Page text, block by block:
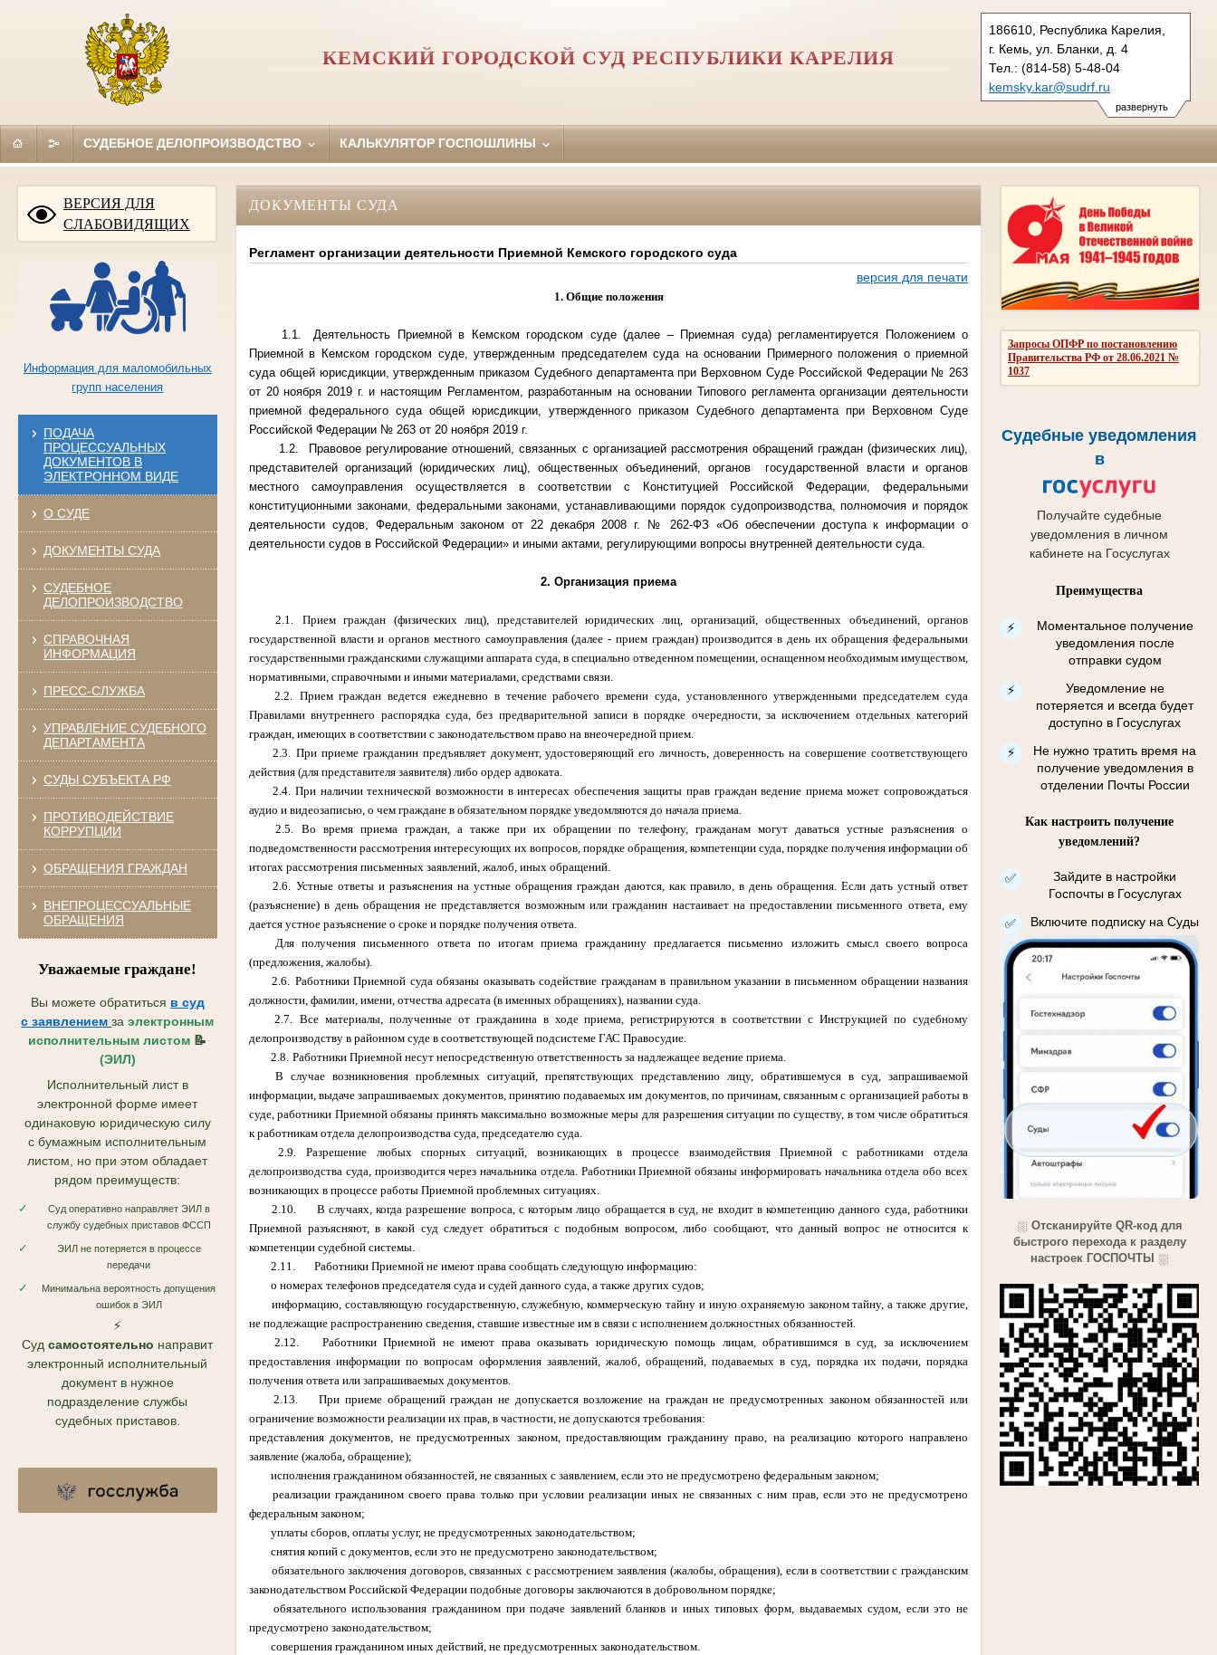
развернуть
186610, Республика Карелия,
г. Кемь, ул. Бланки, д. 4
Тел.: (814-58) 5-48-04
kemsky.kar@sudrf.ru
КЕМСКИЙ ГОРОДСКОЙ СУД РЕСПУБЛИКИ КАРЕЛИЯ
СУДЕБНОЕ ДЕЛОПРОИЗВОДСТВО КАЛЬКУЛЯТОР ГОСПОШЛИНЫ
ВЕРСИЯ ДЛЯ
СЛАБОВИДЯЩИХ
Информация для маломобильных
групп населения
ПОДАЧА
ПРОЦЕССУАЛЬНЫХ
ДОКУМЕНТОВ В
ЭЛЕКТРОННОМ ВИДЕ
О СУДЕ
ДОКУМЕНТЫ СУДА
СУДЕБНОЕ
ДЕЛОПРОИЗВОДСТВО
СПРАВОЧНАЯ
ИНФОРМАЦИЯ
ПРЕСС-СЛУЖБА
УПРАВЛЕНИЕ СУДЕБНОГО
ДЕПАРТАМЕНТА
СУДЫ СУБЪЕКТА РФ
ПРОТИВОДЕЙСТВИЕ
КОРРУПЦИИ
ОБРАЩЕНИЯ ГРАЖДАН
ВНЕПРОЦЕССУАЛЬНЫЕ
ОБРАЩЕНИЯ
Уважаемые граждане!
Вы можете обратиться в суд
сзаявлением за электронным
исполнительным листом 📝
(ЭИЛ)
Исполнительный лист в
электронной форме имеет
одинаковую юридическую силу
с бумажным исполнительным
листом, но при этом обладает
рядом преимуществ:
✓
Суд оперативно направляет ЭИЛ в
службу судебных приставов ФССП
✓
ЭИЛ не потеряется в процессе
передачи
✓
Минимальна вероятность допущения
ошибок в ЭИЛ
⚡
Судсамостоятельно направит
электронный исполнительный
документ в нужное
подразделение службы
судебных приставов.
Запросы ОПФР по постановлению
Правительства РФ от 28.06.2021 №
1037
Судебные уведомления
в
Получайте судебные
уведомления в личном
кабинете на Госуслугах
Преимущества
⚡
Моментальное получение
уведомления после
отправки судом
⚡
Уведомление не
потеряется и всегда будет
доступно в Госуслугах
⚡
Не нужно тратить время на
получение уведомления в
отделении Почты России
Как настроить получение
уведомлений?
✅
Зайдите в настройки
Госпочты в Госуслугах
✅ Включите подписку на Суды
⛆ Отсканируйте QR-код для
быстрого перехода к разделу
настроек ГОСПОЧТЫ
⛆
ДОКУМЕНТЫ СУДА
Регламент организации деятельности Приемной Кемского городского суда
версия для печати
1. Общие положения
1.1.
Деятельность Приемной в Кемском городском суде (далее – Приемная суда) регламентируется Положением о
Приемной в Кемском городском суде, утвержденным председателем суда на основании Примерного положения о приемной
суда общей юрисдикции, утвержденным приказом Судебного департамента при Верховном Суде Российской Федерации № 263
от 20 ноября 2019 г. и настоящим Регламентом, разработанным на основании Типового регламента организации деятельности
приемной федерального суда общей юрисдикции, утвержденного приказом Судебного департамента при Верховном Суде
Российской Федерации № 263 от 20 ноября 2019 г.
1.2.
Правовое регулирование отношений, связанных с организацией рассмотрения обращений граждан (физических лиц),
представителей организаций (юридических лиц), общественных объединений, органов государственной власти и органов
местного самоуправления осуществляется в соответствии с Конституцией Российской Федерации, федеральными
конституционными законами, федеральными законами, устанавливающими порядок судопроизводства, полномочия и порядок
деятельности судов, Федеральным законом от 22 декабря 2008 г. № 262-ФЗ «Об обеспечении доступа к информации о
деятельности судов в Российской Федерации» и иными актами, регулирующими вопросы внутренней деятельности суда.
2. Организация приема
2.1.
Прием граждан (физических лиц), представителей юридических лиц, организаций, общественных объединений, органов
государственной власти и органов местного самоуправления (далее - прием граждан) производится в день их обращения федеральными
государственными гражданскими служащими аппарата суда, в специально отведенном помещении, оснащенном необходимым имуществом,
нормативными, справочными и иными материалами, средствами связи.
2.2. Прием граждан ведется ежедневно в течение рабочего времени суда, установленного утвержденными председателем суда
Правилами внутреннего распорядка суда, без предварительной записи в порядке очередности, за исключением отдельных категорий
граждан, имеющих в соответствии с законодательством право на внеочередной прием.
2.3. При приеме гражданин предъявляет документ, удостоверяющий его личность, доверенность на совершение соответствующего
действия (для представителя заявителя) либо ордер адвоката.
2.4. При наличии технической возможности в интересах обеспечения защиты прав граждан ведение приема может сопровождаться
аудио и видеозаписью, о чем граждане в обязательном порядке уведомляются до начала приема.
2.5.
Во время приема граждан, а также при их обращении по телефону, гражданам могут даваться устные разъяснения о
подведомственности рассмотрения интересующих их вопросов, порядке обращения, компетенции суда, порядке получения информации об
итогах рассмотрения письменных заявлений, жалоб, иных обращений.
2.6. Устные ответы и разъяснения на устные обращения граждан даются, как правило, в день обращения. Если дать устный ответ
(разъяснение) в день обращения не представляется возможным или гражданин настаивает на предоставлении письменного ответа, ему
дается устное разъяснение о сроке и порядке получения ответа.
Для получения письменного ответа по итогам приема гражданину предлагается письменно изложить смысл своего вопроса
(предложения, жалобы).
2.6. Работники Приемной суда обязаны оказывать содействие гражданам в правильном указании в письменном обращении названия
должности, фамилии, имени, отчества адресата (в именных обращениях), названии суда.
2.7. Все материалы, полученные от гражданина в ходе приема, регистрируются в соответствии с Инструкцией по судебному
делопроизводству в районном суде в соответствующей подсистеме ГАС Правосудие.
2.8. Работники Приемной несут непосредственную ответственность за надлежащее ведение приема.
В случае возникновения проблемных ситуаций, препятствующих представлению лицу, обратившемуся в суд, запрашиваемой
информации, выдаче запрашиваемых документов, принятию подаваемых им документов, по причинам, связанным с организацией работы в
суде, работники Приемной обязаны принять максимально возможные меры для разрешения ситуации по существу, в том числе обратиться
к работникам отдела делопроизводства суда, председателю суда.
2.9.
Разрешение любых спорных ситуаций, возникающих в процессе взаимодействия Приемной с работниками отдела
делопроизводства суда, производится через начальника отдела. Работники Приемной обязаны информировать начальника отдела обо всех
возникающих в процессе работы Приемной проблемных ситуациях.
2.10.
В случаях, когда разрешение вопроса, с которым лицо обращается в суд, не входит в компетенцию данного суда, работники
Приемной разъясняют, в какой суд следует обратиться с подобным вопросом, либо сообщают, что данный вопрос не относится к
компетенции судебной системы.
2.11.
Работники Приемной не имеют права сообщать следующую информацию:
о номерах телефонов председателя суда и судей данного суда, а также других судов;
информацию, составляющую государственную, служебную, коммерческую тайну и иную охраняемую законом тайну, а также другие,
не подлежащие распространению сведения, ставшие известные им в связи с исполнением должностных обязанностей.
2.12.
Работники Приемной не имеют права оказывать юридическую помощь лицам, обратившимся в суд, за исключением
предоставления информации по вопросам оформления заявлений, жалоб, обращений, подаваемых в суд, порядка их подачи, порядка
получения ответа или запрашиваемых документов.
2.13.
При приеме обращений граждан не допускается возложение на граждан не предусмотренных законом обязанностей или
ограничение возможности реализации их прав, в частности, не допускаются требования:
представления документов, не предусмотренных законом, предоставляющим гражданину право, на реализацию которого направлено
заявление (жалоба, обращение);
исполнения гражданином обязанностей, не связанных с заявлением, если это не предусмотрено федеральным законом;
реализации гражданином своего права только при условии реализации иных не связанных с ним прав, если это не предусмотрено
федеральным законом;
уплаты сборов, оплаты услуг, не предусмотренных законодательством;
снятия копий с документов, если это не предусмотрено законодательством;
обязательного заключения договоров, связанных с рассмотрением заявления (жалобы, обращения), если в соответствии с гражданским
законодательством Российской Федерации подобные договоры заключаются в добровольном порядке;
обязательного использования гражданином при подаче заявлений бланков и иных типовых форм, выдаваемых судом, если это не
предусмотрено законодательством;
совершения гражданином иных действий, не предусмотренных законодательством.